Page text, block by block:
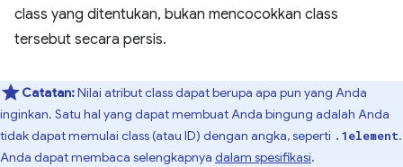
class yang ditentukan, bukan mencocokkan class
tersebut secara persis.
Catatan:Nilai atribut class dapat berupa apa pun yang Anda
inginkan. Satu hal yang dapat membuat Anda bingung adalah Anda
tidak dapat memulai class (atau ID) dengan angka, seperti .1element.
Anda dapat membaca selengkapnya dalam spesifikasi.